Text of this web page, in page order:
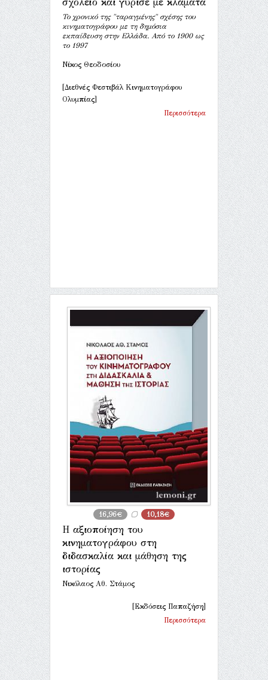
Το χρονικό της "ταραγμένης" σχέσης του
κινηματογράφου με τη δημόσια
εκπαίδευση στην Ελλάδα. Από το 1900 ως
το 1997
Νίκος Θεοδοσίου
[Διεθνές Φεστιβάλ Κινηματογράφου
Ολυμπίας]
Περισσότερα
16,96€ 10,18€
Η αξιοποίηση του
κινηματογράφου στη
διδασκαλία και μάθηση της
ιστορίας
Νικόλαος Αθ. Στάμος
[Εκδόσεις Παπαζήση]
Περισσότερα